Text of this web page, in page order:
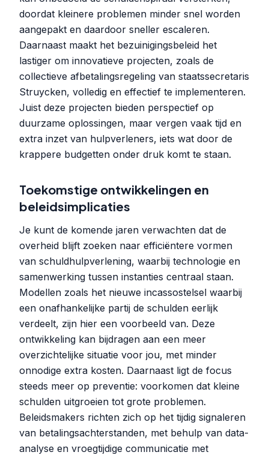
doordat kleinere problemen minder snel worden
aangepakt en daardoor sneller escaleren.
Daarnaast maakt het bezuinigingsbeleid het
lastiger om innovatieve projecten, zoals de
collectieve afbetalingsregeling van staatssecretaris
Struycken, volledig en effectief te implementeren.
Juist deze projecten bieden perspectief op
duurzame oplossingen, maar vergen vaak tijd en
extra inzet van hulpverleners, iets wat door de
krappere budgetten onder druk komt te staan.
Toekomstige ontwikkelingen en
beleidsimplicaties
Je kunt de komende jaren verwachten dat de
overheid blijft zoeken naar efficiëntere vormen
van schuldhulpverlening, waarbij technologie en
samenwerking tussen instanties centraal staan.
Modellen zoals het nieuwe incassostelsel waarbij
een onafhankelijke partij de schulden eerlijk
verdeelt, zijn hier een voorbeeld van. Deze
ontwikkeling kan bijdragen aan een meer
overzichtelijke situatie voor jou, met minder
onnodige extra kosten. Daarnaast ligt de focus
steeds meer op preventie: voorkomen dat kleine
schulden uitgroeien tot grote problemen.
Beleidsmakers richten zich op het tijdig signaleren
van betalingsachterstanden, met behulp van data-
analyse en vroegtijdige communicatie met